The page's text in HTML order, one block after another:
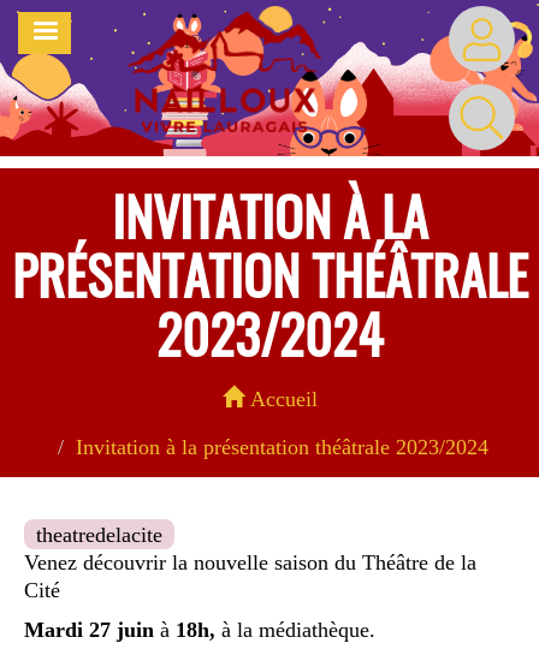
Aller
contenu
principal
MENU
INVITATION À LA
PRÉSENTATION THÉÂTRALE
2023/2024
Accueil
Invitation à la présentation théâtrale 2023/2024
theatredelacite
Venez découvrir la nouvelle saison du Théâtre de la
Cité
Mardi 27 juin à 18h, à la médiathèque.